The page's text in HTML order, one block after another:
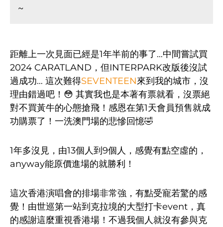
~
距離上一次見面已經是1年半前的事了…中間嘗試買
2024 CARATLAND，但INTERPARK改版後沒試
過成功… 這次難得SEVENTEEN來到我的城市，沒
理由錯過吧！😳 其實我也是本著有票就看，沒票絕
對不買黃牛的心態搶飛！感恩在第1天會員預售就成
功購票了！一洗澳門場的悲慘回憶🤣
1年多沒見，由13個人到9個人，感覺有點空虛的，
anyway能原價進場的就勝利！
這次香港演唱會的排場非常強，有點受寵若驚的感
覺！由世巡第一站到克拉境的大型打卡event，真
的感謝這麼重視香港場！不過我個人就沒有參與克